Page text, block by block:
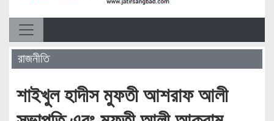
রাজনীতি
শাইখুল হাদীস মুফতী আশরাফ আলী